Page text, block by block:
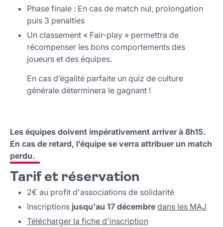
Phase finale : En cas de match nul, prolongation
puis 3 penalties
Un classement « Fair-play » permettra de
récompenser les bons comportements des
joueurs et des équipes.
En cas d’égalité parfaite un quiz de culture
générale déterminera le gagnant !
Les équipes doivent impérativement arriver à 8h15.
En cas de retard, l’équipe se verra attribuer un match
perdu.
Tarif et réservation
2€ au profit d'associations de solidarité
Inscriptions jusqu'au 17 décembre dans les MAJ
Télécharger la fiche d'inscription